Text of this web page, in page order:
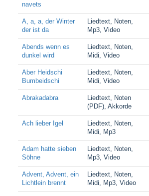
navets
A, a, a, der Winter
der ist da
Liedtext, Noten,
Mp3, Video
Abends wenn es
dunkel wird
Liedtext, Noten,
Midi, Video
Aber Heidschi
Bumbeidschi
Liedtext, Noten,
Midi, Video
Abrakadabra
Liedtext, Noten
(PDF), Akkorde
Ach lieber Igel
Liedtext, Noten,
Midi, Mp3
Adam hatte sieben
Söhne
Liedtext, Noten,
Mp3, Video
Advent, Advent, ein
Lichtlein brennt
Liedtext, Noten,
Midi, Mp3, Video